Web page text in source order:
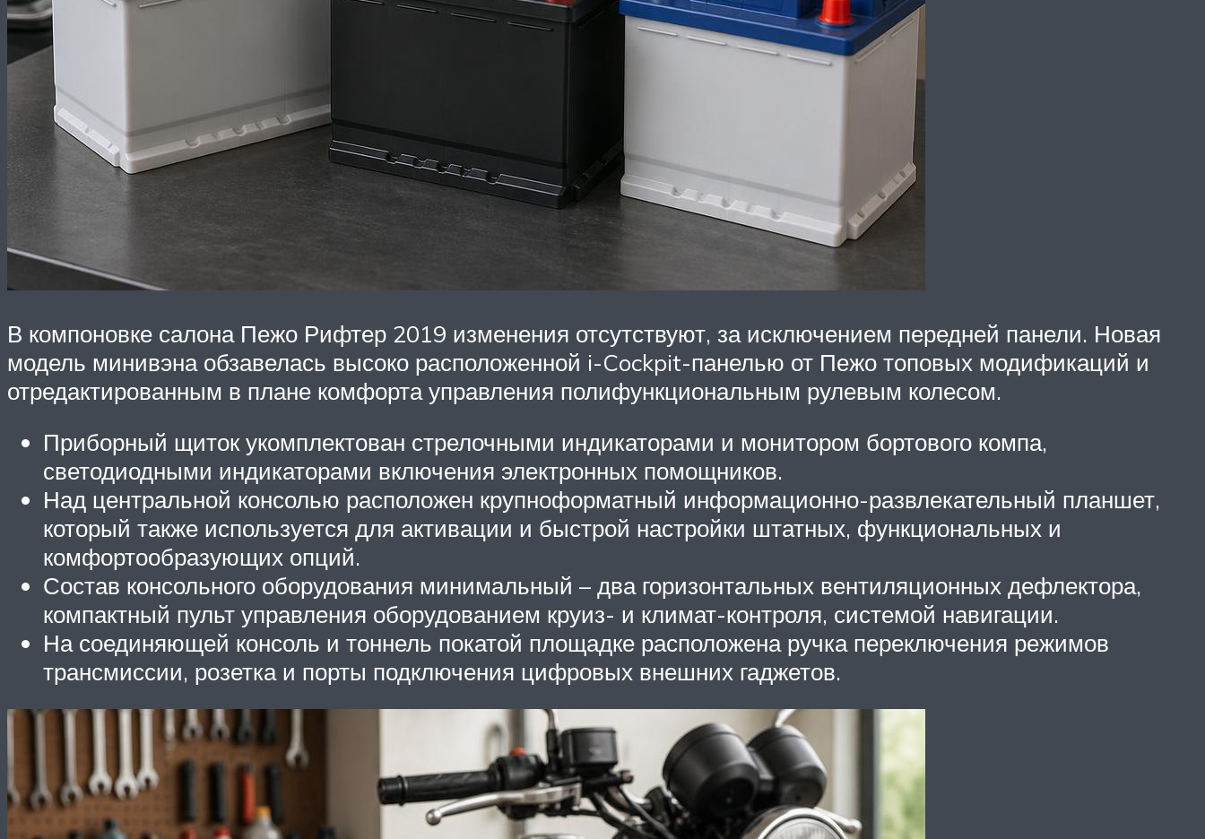
В компоновке салона Пежо Рифтер 2019 изменения отсутствуют, за исключением передней панели. Новая
модель минивэна обзавелась высоко расположенной i-Cockpit-панелью от Пежо топовых модификаций и
отредактированным в плане комфорта управления полифункциональным рулевым колесом.
Приборный щиток укомплектован стрелочными индикаторами и монитором бортового компа,
светодиодными индикаторами включения электронных помощников.
Над центральной консолью расположен крупноформатный информационно-развлекательный планшет,
который также используется для активации и быстрой настройки штатных, функциональных и
комфортообразующих опций.
Состав консольного оборудования минимальный – два горизонтальных вентиляционных дефлектора,
компактный пульт управления оборудованием круиз- и климат-контроля, системой навигации.
На соединяющей консоль и тоннель покатой площадке расположена ручка переключения режимов
трансмиссии, розетка и порты подключения цифровых внешних гаджетов.